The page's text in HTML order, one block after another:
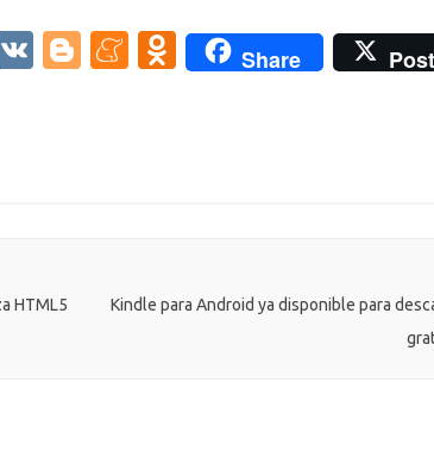
copyright, el
Charlie McCreevys ha
M
V
Bl
M O
ik
Share
Post
HTML5
Kindle para Android ya disponible para